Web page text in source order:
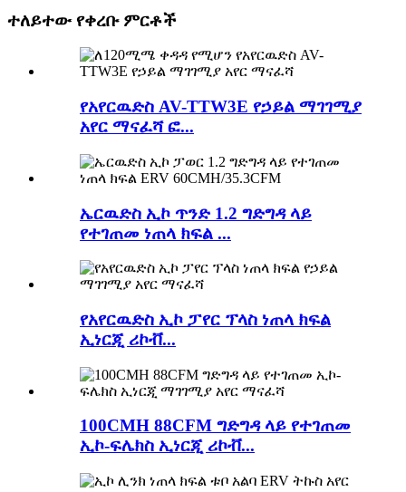
ተለይተው የቀረቡ ምርቶች
የአየርዉድስ AV-TTW3E የኃይል ማገገሚያ
አየር ማናፈሻ ፎ...
ኤርዉድስ ኢኮ ጥንድ 1.2 ግድግዳ ላይ
የተገጠመ ነጠላ ክፍል ...
የአየርዉድስ ኢኮ ፓየር ፕላስ ነጠላ ክፍል
ኢነርጂ ሪኮቭ...
100CMH 88CFM ግድግዳ ላይ የተገጠመ
ኢኮ-ፍሌክስ ኢነርጂ ሪኮቭ...